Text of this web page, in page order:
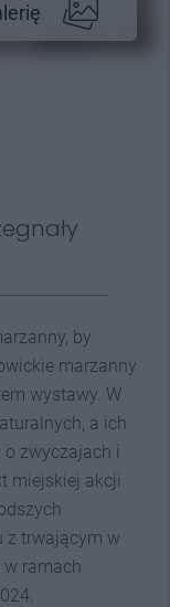
by
marzanny
wystawy. W
a ich
o zwyczajach i
miejskiej akcji
z trwającym w
w ramach